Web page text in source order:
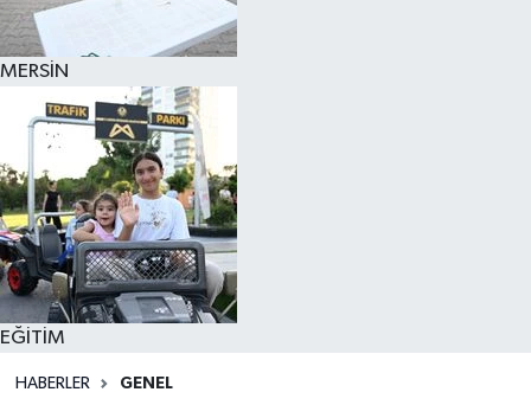
MERSİN
EĞİTİM
HABERLER GENEL